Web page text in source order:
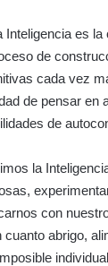
es
de
cada vez
de pensar
de
la
con
cuanto abrigo,